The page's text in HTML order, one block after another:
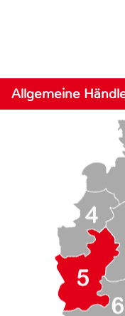
Allgemeine